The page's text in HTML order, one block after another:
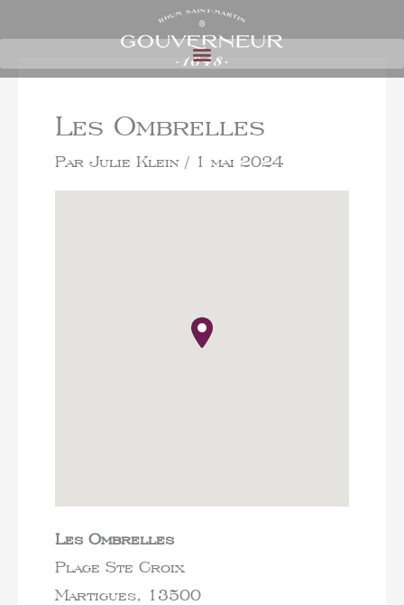
Les Ombrelles
Par Julie Klein / 1 mai 2024
Les Ombrelles
Plage Ste Croix
Martigues, 13500